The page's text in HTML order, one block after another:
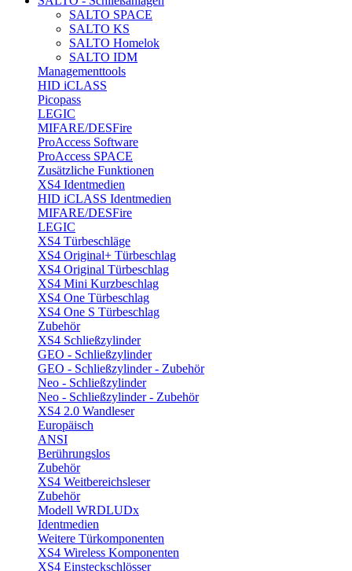
SALTO SPACE
SALTO KS
SALTO Homelok
SALTO IDM
Managementtools
HID iCLASS
Picopass
LEGIC
MIFARE/DESFire
ProAccess Software
ProAccess SPACE
Zusätzliche Funktionen
XS4 Identmedien
HID iCLASS Identmedien
MIFARE/DESFire
LEGIC
XS4 Türbeschläge
XS4 Original+ Türbeschlag
XS4 Original Türbeschlag
XS4 Mini Kurzbeschlag
XS4 One Türbeschlag
XS4 One S Türbeschlag
Zubehör
XS4 Schließzylinder
GEO - Schließzylinder
GEO - Schließzylinder - Zubehör
Neo - Schließzylinder
Neo - Schließzylinder - Zubehör
XS4 2.0 Wandleser
Europäisch
ANSI
Berührungslos
Zubehör
XS4 Weitbereichsleser
Zubehör
Modell WRDLUDx
Identmedien
Weitere Türkomponenten
XS4 Wireless Komponenten
XS4 Einsteckschlösser